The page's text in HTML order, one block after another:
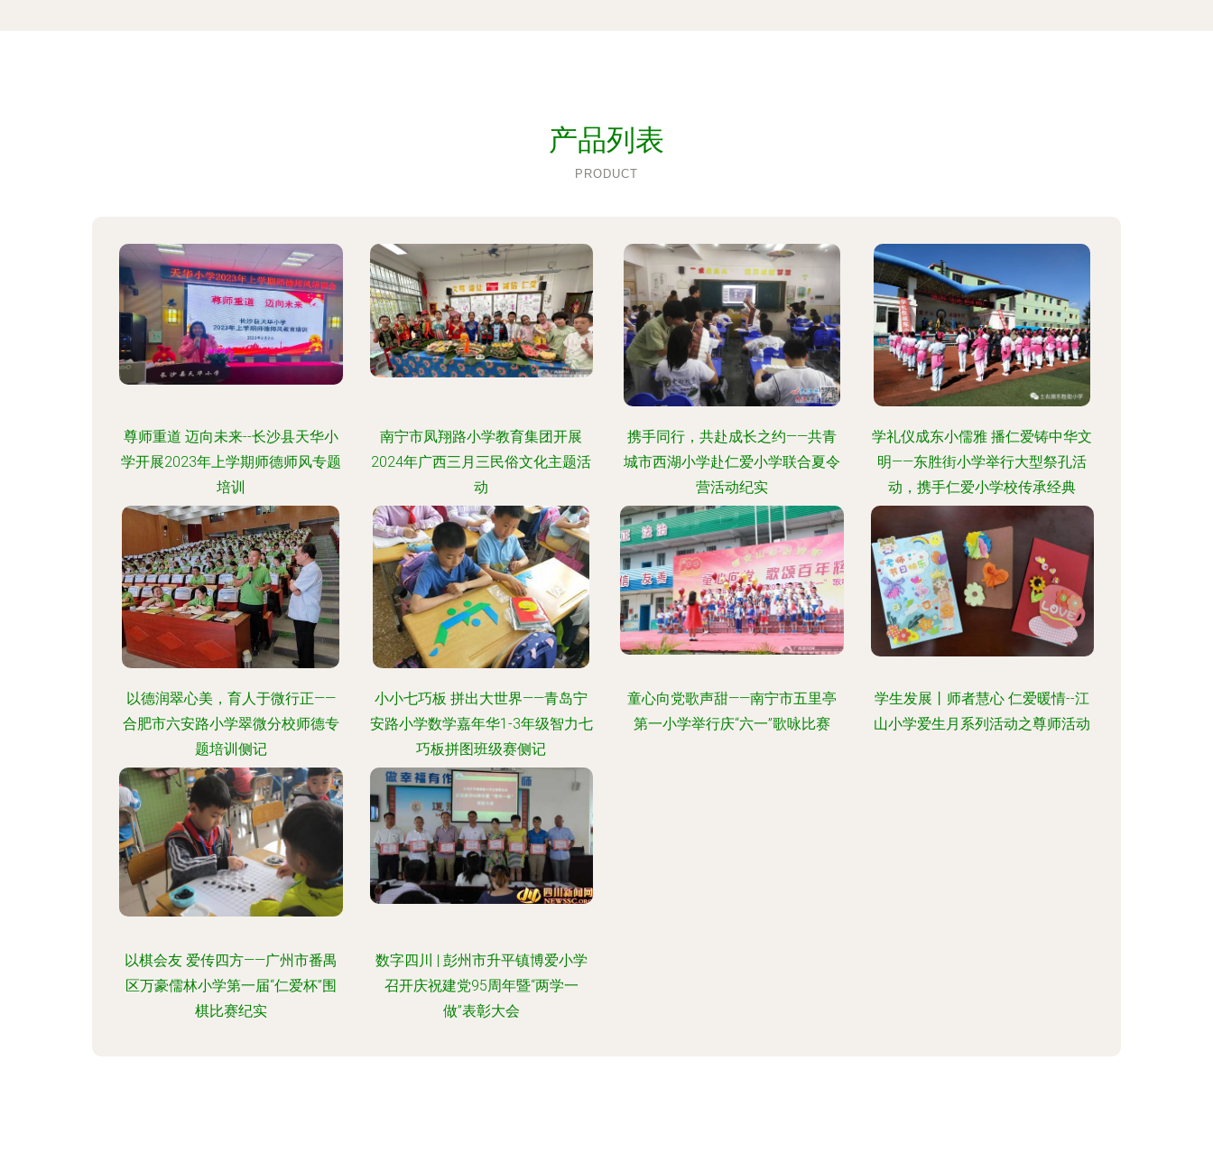
产品列表
PRODUCT
尊师重道 迈向未来--长沙县天华小
学开展2023年上学期师德师风专题
培训
南宁市凤翔路小学教育集团开展
2024年广西三月三民俗文化主题活
动
携手同行，共赴成长之约——共青
城市西湖小学赴仁爱小学联合夏令
营活动纪实
学礼仪成东小儒雅 播仁爱铸中华文
明——东胜街小学举行大型祭孔活
动，携手仁爱小学校传承经典
以德润翠心美，育人于微行正——
合肥市六安路小学翠微分校师德专
题培训侧记
小小七巧板 拼出大世界——青岛宁
安路小学数学嘉年华1-3年级智力七
巧板拼图班级赛侧记
童心向党歌声甜——南宁市五里亭
第一小学举行庆“六一”歌咏比赛
学生发展丨师者慧心 仁爱暖情--江
山小学爱生月系列活动之尊师活动
以棋会友 爱传四方——广州市番禺
区万豪儒林小学第一届“仁爱杯”围
棋比赛纪实
数字四川 | 彭州市升平镇博爱小学
召开庆祝建党95周年暨“两学一
做”表彰大会